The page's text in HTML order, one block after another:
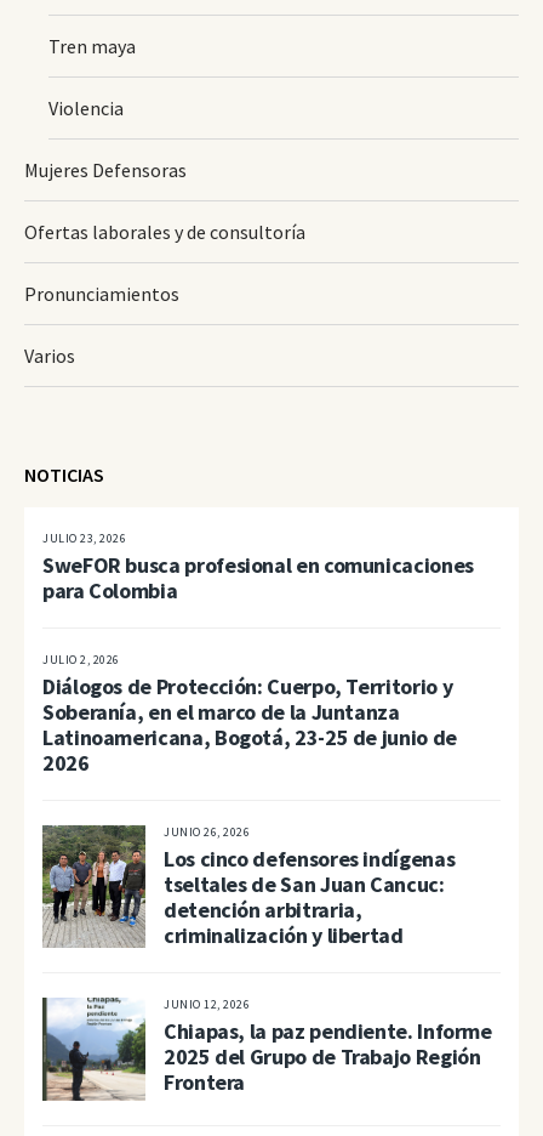
Tren maya
Violencia
Mujeres Defensoras
Ofertas laborales y de consultoría
Pronunciamientos
Varios
NOTICIAS
JULIO 23, 2026
SweFOR busca profesional en comunicaciones
para Colombia
JULIO 2, 2026
Diálogos de Protección: Cuerpo, Territorio y
Soberanía, en el marco de la Juntanza
Latinoamericana, Bogotá, 23-25 de junio de
2026
JUNIO 26, 2026
Los cinco defensores indígenas
tseltales de San Juan Cancuc:
detención arbitraria,
criminalización y libertad
JUNIO 12, 2026
Chiapas, la paz pendiente. Informe
2025 del Grupo de Trabajo Región
Frontera